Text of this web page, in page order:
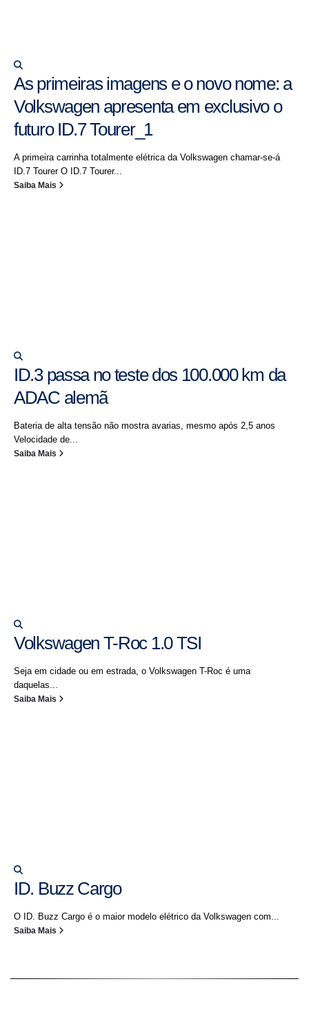
As primeiras imagens e o novo nome: a
Volkswagen apresenta em exclusivo o
futuro ID.7 Tourer_1
A primeira carrinha totalmente elétrica da Volkswagen chamar-se-á
ID.7 Tourer O ID.7 Tourer...
Saiba Mais
ID.3 passa no teste dos 100.000 km da
ADAC alemã
Bateria de alta tensão não mostra avarias, mesmo após 2,5 anos
Velocidade de...
Saiba Mais
Volkswagen T-Roc 1.0 TSI
Seja em cidade ou em estrada, o Volkswagen T-Roc é uma
daquelas...
Saiba Mais
ID. Buzz Cargo
O ID. Buzz Cargo é o maior modelo elétrico da Volkswagen com...
Saiba Mais